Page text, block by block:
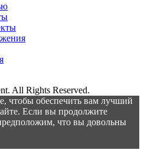
All Rights Reserved.
чтобы обеспечить вам лучший
Если вы продолжите
что вы довольны